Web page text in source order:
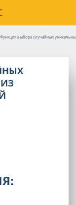
выбора случайных